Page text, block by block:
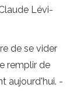
Lévi-
de se vider
remplir de
aujourd'hui. -